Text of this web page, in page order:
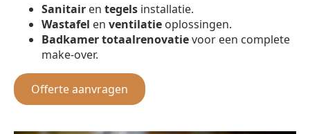
Sanitair en tegels installatie.
Wastafel en ventilatie oplossingen.
Badkamer totaalrenovatievoor een complete
make-over.
Offerte aanvragen